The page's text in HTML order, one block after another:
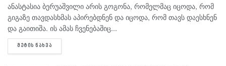
ანასტასია ბერუაშვილი არის გოგონა, რომელმაც იცოდა, რომ
გიგაზე თავდასხმას აპირებდნენ და იცოდა, რომ თავს დაესხნენ
და გაითიშა. ის ამას ჩვენებაშიც...
ᲛᲔᲢᲘᲡ ᲜᲐᲮᲕᲐ